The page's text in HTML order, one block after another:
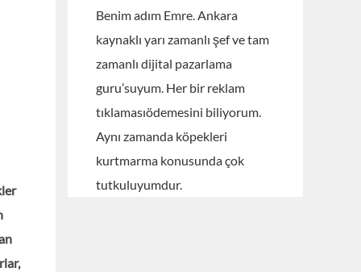
Benim adım Emre. Ankara
kaynaklı yarı zamanlı şef ve tam
zamanlı dijital pazarlama
guru’suyum. Her bir reklam
tıklamasıödemesini biliyorum.
Aynı zamanda köpekleri
kurtmarma konusunda çok
tutkuluyumdur.